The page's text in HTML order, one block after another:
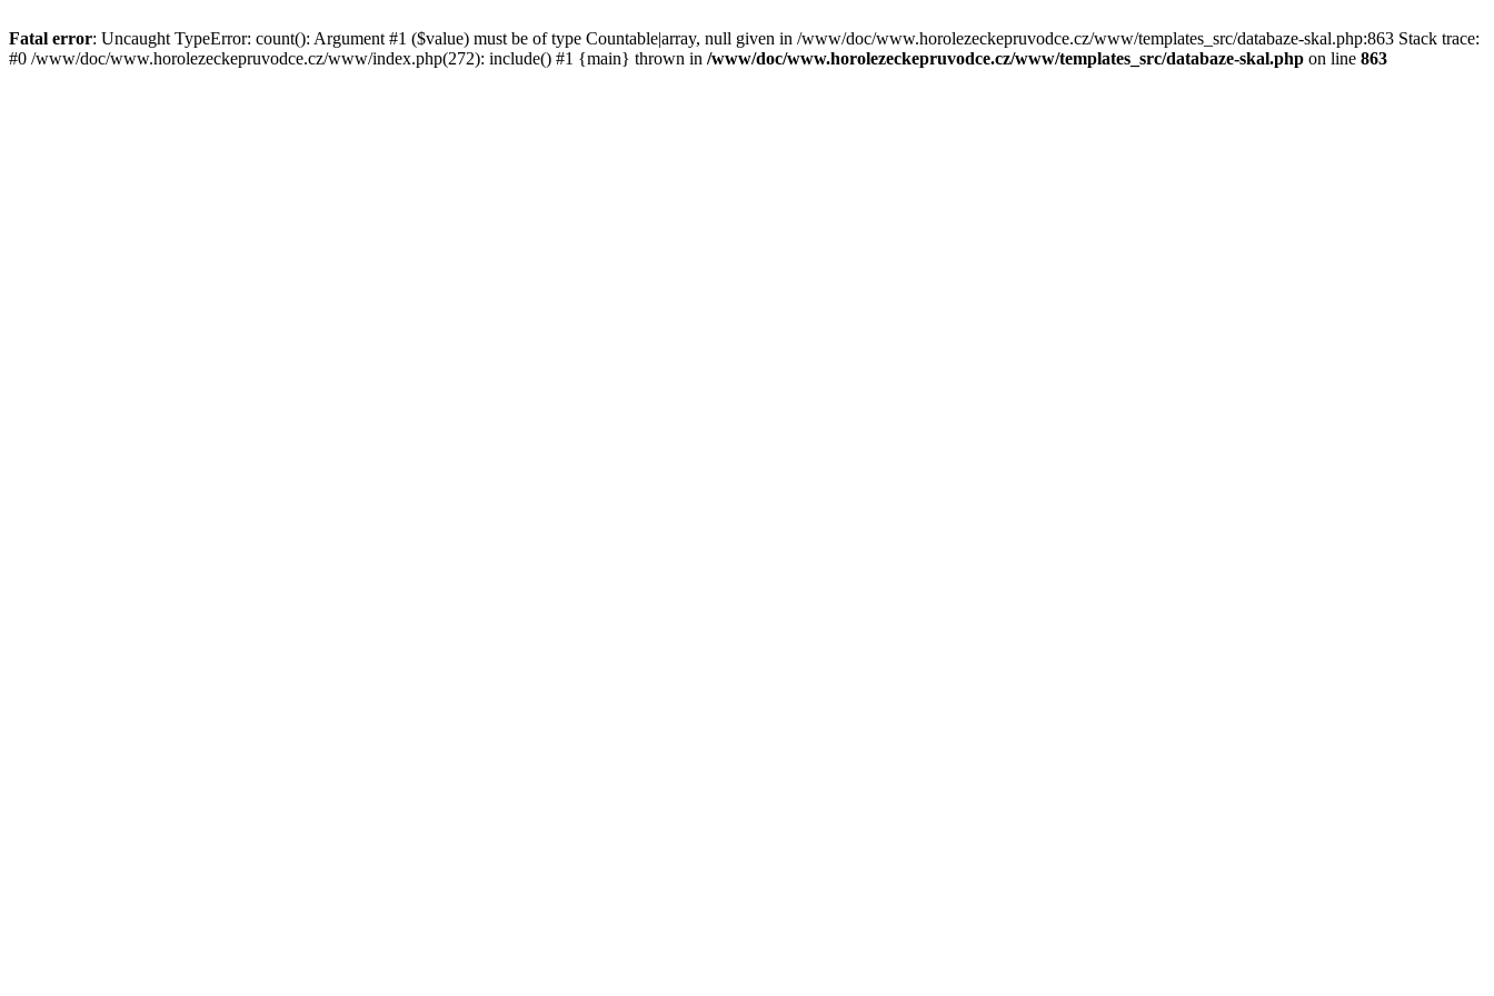
Fatal error: Uncaught TypeError: count(): Argument #1 ($value) must be of type Countable|array, null given in /www/doc/www.horolezeckepruvodce.cz/www/templates_src/databaze-skal.php:863 Stack trace:
#0 /www/doc/www.horolezeckepruvodce.cz/www/index.php(272): include() #1 {main} thrown in /www/doc/www.horolezeckepruvodce.cz/www/templates_src/databaze-skal.php on line 863